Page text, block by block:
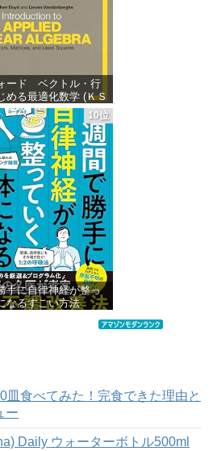
ード ベクトル・行
める最適化数学 (ＫＳ
門書)
価格：¥4,950
10位
手に自律神経が整っ
なるすごい方法
価格：¥941
皿食べてみた！完食できた理由と
ー
Daily ウォーターボトル500ml